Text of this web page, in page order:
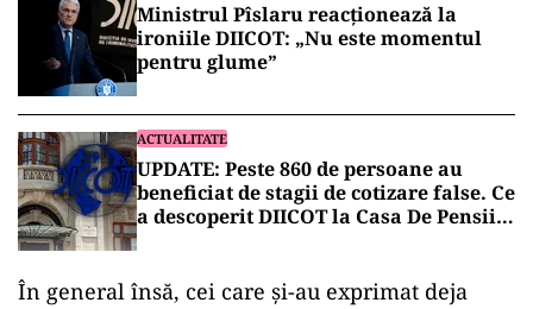
Ministrul Pîslaru reacționează la
ironiile DIICOT: „Nu este momentul
pentru glume”
ACTUALITATE
UPDATE: Peste 860 de persoane au
beneficiat de stagii de cotizare false. Ce
a descoperit DIICOT la Casa De Pensii
În general însă, cei care și-au exprimat deja